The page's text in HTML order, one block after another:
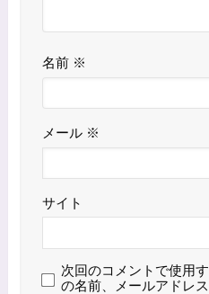
名前 ※
メール ※
サイト
次回のコメントで使用
の名前、メールアドレ